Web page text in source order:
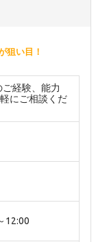
狙い目！
経験、能力
にご相談くだ
12:00